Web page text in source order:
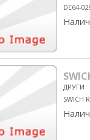
DE64-
ДРУГИ
SWICH